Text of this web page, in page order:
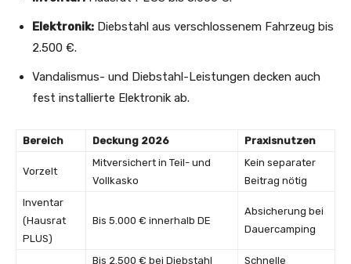
Elektronik: Diebstahl aus verschlossenem Fahrzeug bis
2.500 €.
Vandalismus- und Diebstahl-Leistungen decken auch
fest installierte Elektronik ab.
Bereich Deckung 2026 Praxisnutzen
Vorzelt
Mitversichert in Teil- und
Vollkasko
Kein separater
Beitrag nötig
Inventar
(Hausrat
PLUS)
Bis 5.000 € innerhalb DE
Absicherung bei
Dauercamping
Bis 2.500 € bei Diebstahl
Schnelle